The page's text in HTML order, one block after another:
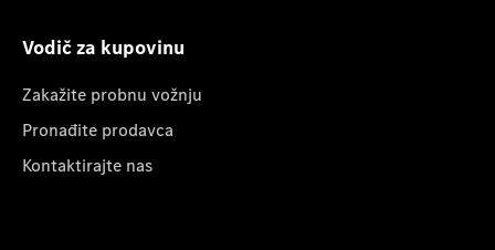
Vodič za kupovinu
Zakažite probnu vožnju
Pronađite prodavca
Kontaktirajte nas